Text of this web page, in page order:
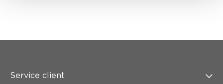
Service client